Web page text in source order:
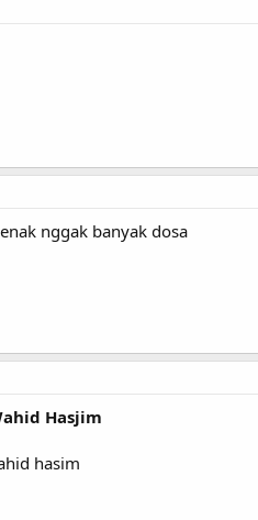
nggak banyak dosa
Hasjim
hasim